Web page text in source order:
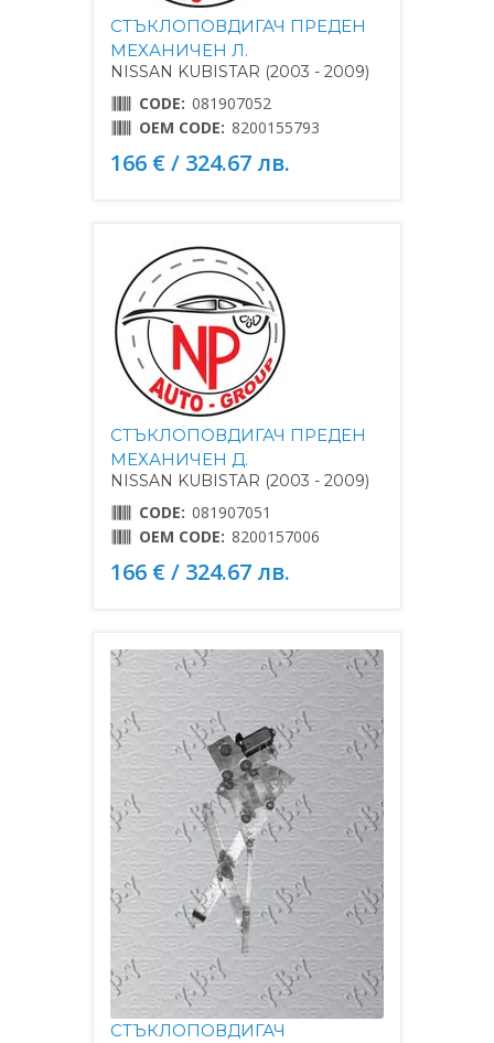
СТЪКЛОПОВДИГАЧ ПРЕДЕН
МЕХАНИЧЕН Л.
NISSAN KUBISTAR (2003 - 2009)
CODE: 081907052
OEM CODE: 8200155793
166 € / 324.67 лв.
СТЪКЛОПОВДИГАЧ ПРЕДЕН
МЕХАНИЧЕН Д.
NISSAN KUBISTAR (2003 - 2009)
CODE: 081907051
OEM CODE: 8200157006
166 € / 324.67 лв.
СТЪКЛОПОВДИГАЧ